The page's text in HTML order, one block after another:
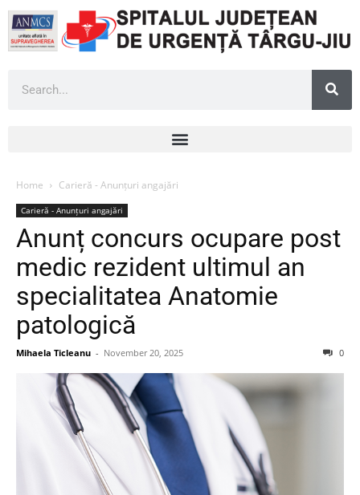
Home Carieră - Anunțuri angajări
Carieră - Anunțuri angajări
Anunț concurs ocupare post
medic rezident ultimul an
specialitatea Anatomie
patologică
Mihaela Ticleanu - November 20, 2025 0